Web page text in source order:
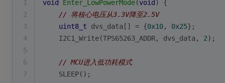
1 void Enter_LowPowerMode(void )
{
2
// 将核心电压从3.3V降至2.5V
3
uint8_t dvs_data[] = {0x10, 0x25};
4
    I2C1_Write(TPS65263_ADDR, dvs_data,
2);
5
6
// MCU进入低功耗模式
7
    SLEEP();